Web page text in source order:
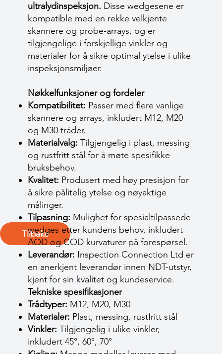
Tilbake
ultralydinspeksjon. Disse wedgesene er
kompatible med en rekke velkjente
skannere og probe-arrays, og er
tilgjengelige i forskjellige vinkler og
materialer for å sikre optimal ytelse i ulike
inspeksjonsmiljøer.
Nøkkelfunksjoner og fordeler
Kompatibilitet: Passer med flere vanlige
skannere og arrays, inkludert M12, M20
og M30 tråder.
Materialvalg: Tilgjengelig i plast, messing
og rustfritt stål for å møte spesifikke
bruksbehov.
Kvalitet: Produsert med høy presisjon for
å sikre pålitelig ytelse og nøyaktige
målinger.
Tilpasning: Mulighet for spesialtilpassede
wedges etter kundens behov, inkludert
AOD og COD kurvaturer på forespørsel.
Leverandør: Inspection Connection Ltd er
en anerkjent leverandør innen NDT-utstyr,
kjent for sin kvalitet og kundeservice.
Tekniske spesifikasjoner
Trådtyper: M12, M20, M30
Materialer: Plast, messing, rustfritt stål
Vinkler: Tilgjengelig i ulike vinkler,
inkludert 45°, 60°, 70°